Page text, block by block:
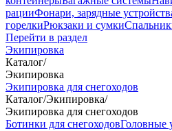
рацииФонари, зарядные
горелкиРюкзаки и сумки
Перейти в раздел
Экипировка
Каталог/
Экипировка
Экипировка для снегоходов
Каталог/Экипировка/
Экипировка для снегоходов
Ботинки для снегоходовГоловные